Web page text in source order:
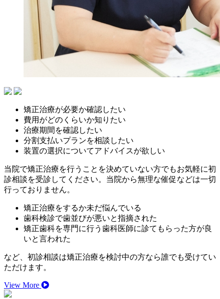
矯正治療が必要か確認したい
費用がどのくらいか知りたい
治療期間を確認したい
分割支払いプランを相談したい
装置の選択についてアドバイスが欲しい
当院で矯正治療を行うことを決めていない方でもお気軽に初
診相談を受診してください。当院から無理な催促などは一切
行っておりません。
矯正治療をするか未だ悩んでいる
歯科検診で歯並びが悪いと指摘された
矯正歯科を専門に行う歯科医師に診てもらった方が良
いと言われた
など、初診相談は矯正治療を検討中の方なら誰でも受けてい
ただけます。
View More